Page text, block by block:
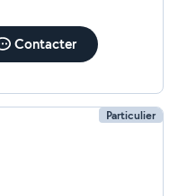
Contacter
Particulier